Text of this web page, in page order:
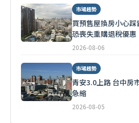
市場趨勢
買預售屋換房小心
恐喪失重購退稅優惠
2026-08-06
市場趨勢
青安3.0上路 台中房
急縮
2026-08-05